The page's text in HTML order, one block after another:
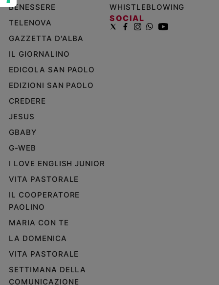
Video
Podcast
Chi
siamo
Pubblicità
Registrati
BENESSERE
TELENOVA
GAZZETTA D'ALBA
IL GIORNALINO
EDICOLA SAN PAOLO
EDIZIONI SAN PAOLO
CREDERE
JESUS
GBABY
G-WEB
I LOVE ENGLISH JUNIOR
VITA PASTORALE
IL COOPERATORE
PAOLINO
MARIA CON TE
LA DOMENICA
VITA PASTORALE
SETTIMANA DELLA
COMUNICAZIONE
WHISTLEBLOWING
SOCIAL